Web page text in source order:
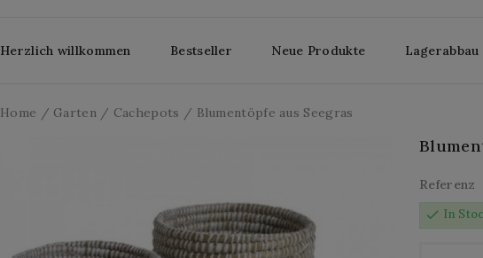
Herzlich willkommen Bestseller Neue Produkte Lagerabbau
Home Garten Cachepots Blumentöpfe aus Seegras
Referenz
check In